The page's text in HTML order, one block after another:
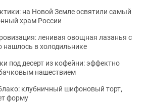
на Новой Земле освятили самый
храм России
ленивая овощная лазанья с
нашлось в холодильнике
под десерт из кофейни: эффектно
нашествием
клубничный шифоновый торт,
форму